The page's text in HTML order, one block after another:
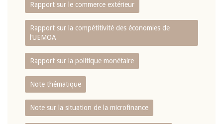
Rapport sur le commerce extérieur
Rapport sur la compétitivité des économies de
l‘UEMOA
Rapport sur la politique monétaire
Note thématique
Note sur la situation de la microfinance